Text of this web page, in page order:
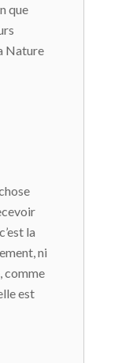
que
Nature
la
ni
comme
est